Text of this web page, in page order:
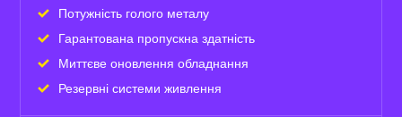
Потужність голого металу
Гарантована пропускна здатність
Миттєве оновлення обладнання
Резервні системи живлення